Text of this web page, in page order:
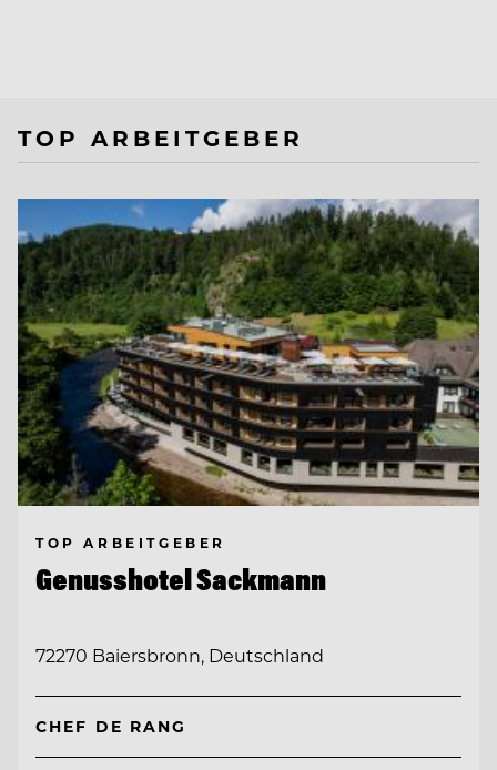
TOP ARBEITGEBER
TOP ARBEITGEBER
Genusshotel Sackmann
72270 Baiersbronn, Deutschland
CHEF DE RANG